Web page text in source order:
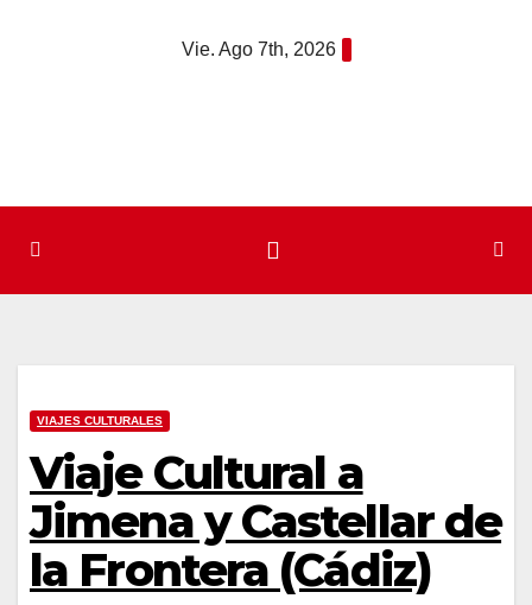
Vie. Ago 7th, 2026
VIAJES CULTURALES
Viaje Cultural a
Jimena y Castellar de
la Frontera (Cádiz)